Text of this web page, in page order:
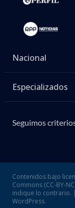
Nacional
Especializados
Seguimos
Contenidos bajo
Commons (CC-BY-
indique lo contrario.
WordPress.